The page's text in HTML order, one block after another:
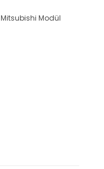
Mitsubishi Modül